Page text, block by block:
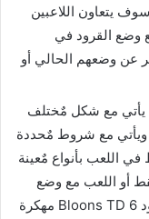
يتعاون اللاعبين
وضع القرود في
عن وضعهم الحالي أو
يأتي مع شكل مٌختلف
ويأتي مع شروط مٌحددة
في اللعب بأنواع مٌعينة
أو اللعب مع وضع
عدد مٌحدد وسوف تضع لعبة دفاع القرود Bloons TD 6 مهكرة